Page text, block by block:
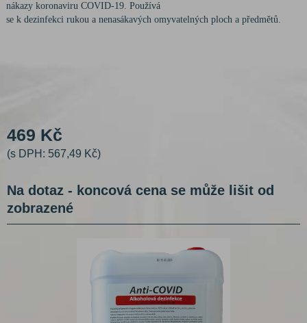
nákazy koronaviru COVID-19. Používá
se k dezinfekci rukou a nenasákavých omyvatelných ploch a předmětů.
469 Kč
(s DPH: 567,49 Kč)
Na dotaz - koncová cena se může lišit od
zobrazené